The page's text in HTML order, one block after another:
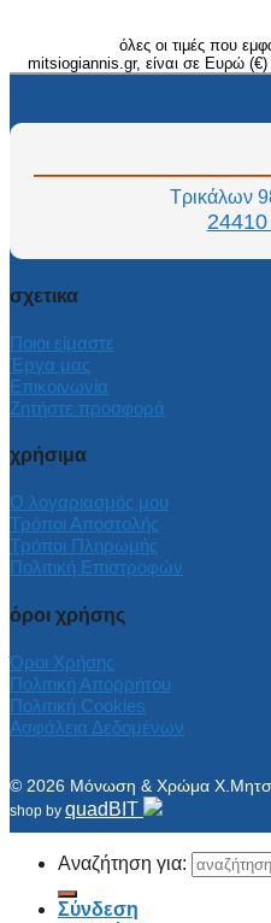
όλες οι τιμές που
mitsiogiannis.gr, είναι σε Ευρώ
Τρικάλων
σχετικα
Ποιοι είμαστε
Έργα μας
Επικοινωνία
Ζητήστε προσφορά
χρήσιμα
Ο λογαριασμός μου
Τρόποι Αποστολής
Τρόποι Πληρωμής
Πολιτική Επιστροφών
όροι χρήσης
Όροι Χρήσης
Πολιτική Απορρήτου
Πολιτική Cookies
Ασφάλεια Δεδομένων
© 2026 Μόνωση & Χρώμα
shop by quadBIT
Αναζήτηση για:
Σύνδεση